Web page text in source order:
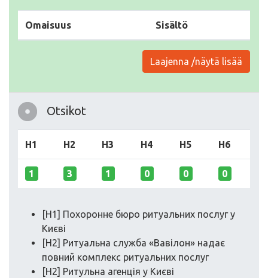
Omaisuus Sisältö
Laajenna /näytä lisää
Otsikot
H1 H2 H3 H4 H5 H6
1 3 1 0 0 0
[H1] Похоронне бюро ритуальних послуг у
Києві
[H2] Ритуальна служба «Вавілон» надає
повний комплекс ритуальних послуг
[H2] Ритульна агенція у Києві